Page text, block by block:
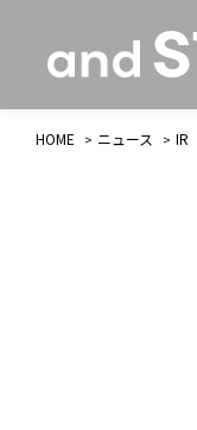
HOME ニュース IR